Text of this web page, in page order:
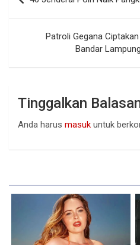
pos
Patroli Gegana
Bandar
Tinggalkan
Anda harus masuk untuk